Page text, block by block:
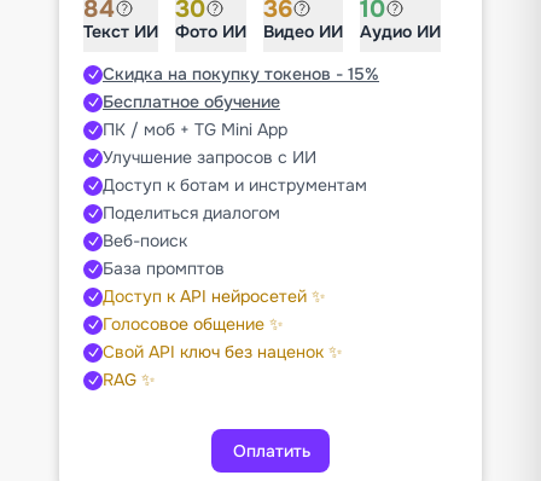
84
Текст ИИ
30
Фото ИИ
36
Видео ИИ
10
Аудио ИИ
Скидка на покупку токенов - 15%
Бесплатное обучение
ПК / моб + TG Mini App
Улучшение запросов с ИИ
Доступ к ботам и инструментам
Поделиться диалогом
Веб-поиск
База промптов
Доступ к API нейросетей ✨
Голосовое общение ✨
Свой API ключ без наценок ✨
RAG ✨
Оплатить